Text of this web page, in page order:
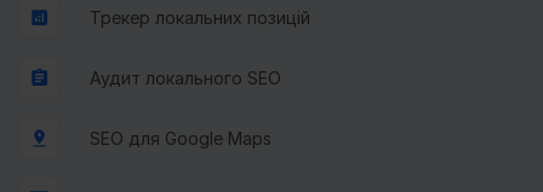
Трекер локальних позицій
Аудит локального SEO
SEO для Google Maps